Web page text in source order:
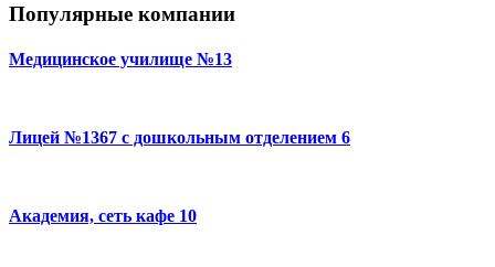
Популярные компании
Медицинское училище №13
Лицей №1367 с дошкольным отделением 6
Академия, сеть кафе 10